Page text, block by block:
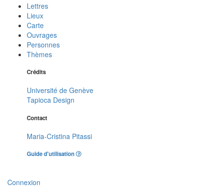
Lettres
Lieux
Carte
Ouvrages
Personnes
Thèmes
Crédits
Université de Genève
Tapioca Design
Contact
Maria-Cristina Pitassi
Guide d'utilisation
Connexion